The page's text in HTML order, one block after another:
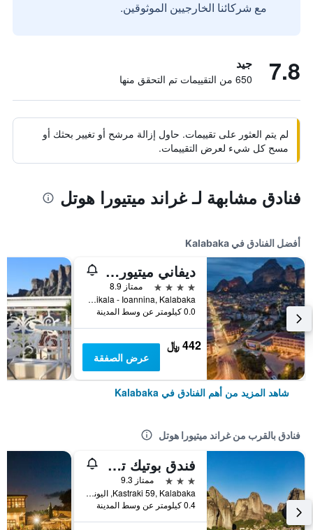
مع شركائنا الخارجيين الموثوقين.
7.8 جيد
650 من التقييمات تم التحقق منها
لم يتم العثور على تقييمات. حاول إزالة مرشح أو تغيير بحثك أو
مسح كل شيء لعرض التقييمات.
فنادق مشابهة لـ غراند ميتيورا هوتل
أفضل الفنادق في Kalabaka
ديفاني ميتيورا هوتل
4 نجوم
ممتاز 8.9
National Rd, Trikala - Ioannina, Kalabaka, اليونان
0.0 كيلومتر عن وسط المدينة
442 ﷼
عرض الصفقة
شاهد المزيد من أهم الفنادق في Kalabaka
فنادق بالقرب من غراند ميتيورا هوتل
فندق بوتيك تسيكلي ميتيورا - مناسب للبالغين
3 نجوم
ممتاز 9.3
Kastraki 59, Kalabaka, اليونان
0.4 كيلومتر عن وسط المدينة